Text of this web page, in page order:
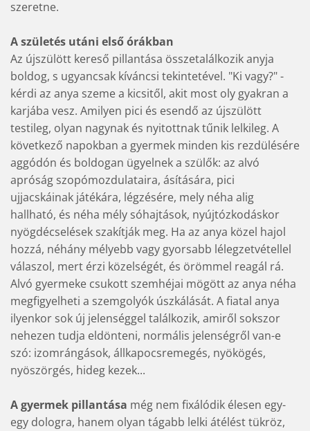
szeretne.
A születés utáni első órákban
Az újszülött kereső pillantása összetalálkozik anyja
boldog, s ugyancsak kíváncsi tekintetével. "Ki vagy?" -
kérdi az anya szeme a kicsitől, akit most oly gyakran a
karjába vesz. Amilyen pici és esendő az újszülött
testileg, olyan nagynak és nyitottnak tűnik lelkileg. A
következő napokban a gyermek minden kis rezdülésére
aggódón és boldogan ügyelnek a szülők: az alvó
apróság szopómozdulataira, ásítására, pici
ujjacskáinak játékára, légzésére, mely néha alig
hallható, és néha mély sóhajtások, nyújtózkodáskor
nyögdécselések szakítják meg. Ha az anya közel hajol
hozzá, néhány mélyebb vagy gyorsabb lélegzetvétellel
válaszol, mert érzi közelségét, és örömmel reagál rá.
Alvó gyermeke csukott szemhéjai mögött az anya néha
megfigyelheti a szemgolyók úszkálását. A fiatal anya
ilyenkor sok új jelenséggel találkozik, amiről sokszor
nehezen tudja eldönteni, normális jelenségről van-e
szó: izomrángások, állkapocsremegés, nyökögés,
nyöszörgés, hideg kezek...
A gyermek pillantása még nem fixálódik élesen egy-
egy dologra, hanem olyan tágabb lelki átélést tükröz,